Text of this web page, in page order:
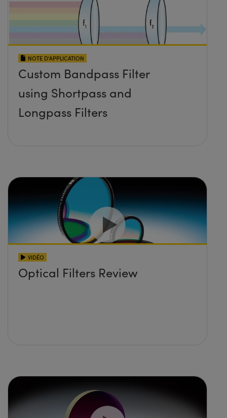
NOTE D’APPLICATION
Custom Bandpass Filter
using Shortpass and
Longpass Filters
VIDÉO
Optical Filters Review